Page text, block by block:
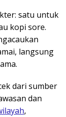
satu untuk
kopi sore.
langsung
dari sumber
dan
,